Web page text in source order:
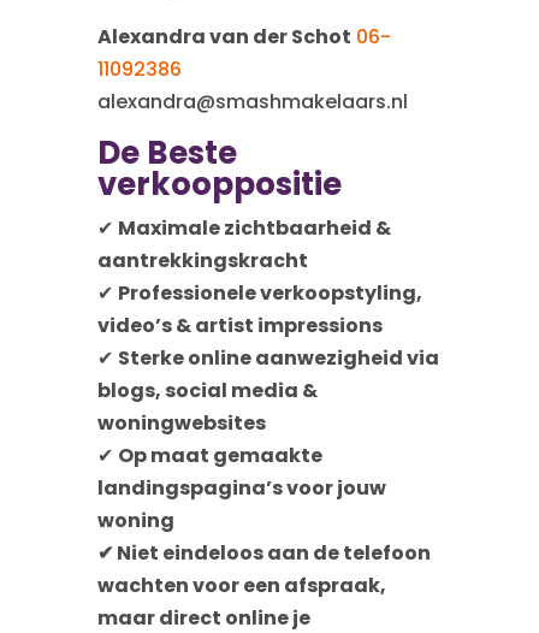
Alexandra van der Schot 06-
11092386
alexandra@smashmakelaars.nl
De Beste
verkooppositie
✔ Maximale zichtbaarheid &
aantrekkingskracht
✔ Professionele verkoopstyling,
video’s & artist impressions
✔ Sterke online aanwezigheid via
blogs, social media &
woningwebsites
✔ Op maat gemaakte
landingspagina’s voor jouw
woning
✔ Niet eindeloos aan de telefoon
wachten voor een afspraak,
maar direct online je